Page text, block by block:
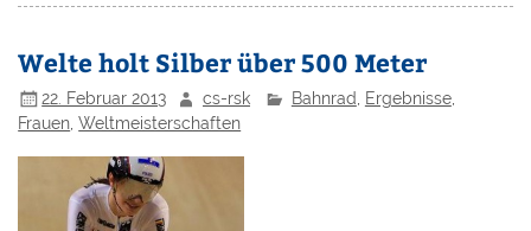
Welte holt Silber über 500 Meter
22. Februar 2013 cs-rsk Bahnrad Ergebnisse,
Frauen,Weltmeisterschaften